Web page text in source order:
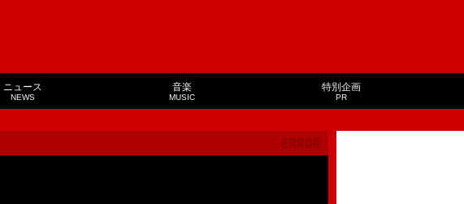
ニュース
NEWS
音楽
MUSIC
特別企画
PR